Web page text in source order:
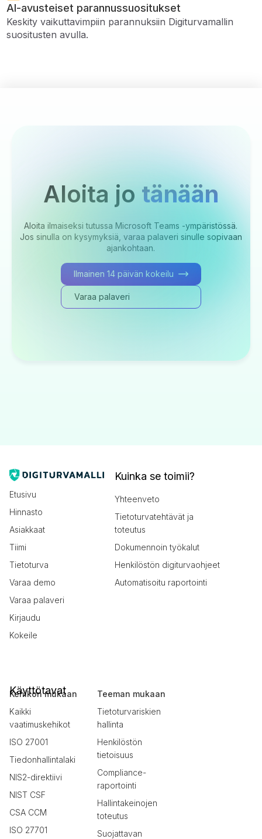
AI-avusteiset parannussuositukset
Keskity vaikuttavimpiin parannuksiin Digiturvamallin
suositusten avulla.
Aloita jo tänään
Aloita ilmaiseksi tutussa Microsoft Teams -ympäristössä.
Jos sinulla on kysymyksiä, varaa palaveri sinulle sopivaan
ajankohtaan.
Ilmainen 14 päivän kokeilu
Varaa palaveri
Etusivu
Hinnasto
Asiakkaat
Tiimi
Tietoturva
Varaa demo
Varaa palaveri
Kirjaudu
Kokeile
Kuinka se toimii?
Yhteenveto
Tietoturvatehtävät ja
toteutus
Dokumennoin työkalut
Henkilöstön digiturvaohjeet
Automatisoitu raportointi
Käyttötavat
Kehikon mukaan
Kaikki
vaatimuskehikot
ISO 27001
Tiedonhallintalaki
NIS2-direktiivi
NIST CSF
CSA CCM
ISO 27701
Teeman mukaan
Tietoturvariskien
hallinta
Henkilöstön
tietoisuus
Compliance-
raportointi
Hallintakeinojen
toteutus
Suojattavan